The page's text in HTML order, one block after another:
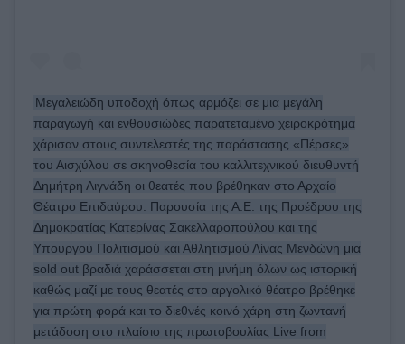
Μεγαλειώδη υποδοχή όπως αρμόζει σε μια μεγάλη
παραγωγή και ενθουσιώδες παρατεταμένο χειροκρότημα
χάρισαν στους συντελεστές της παράστασης «Πέρσες»
του Αισχύλου σε σκηνοθεσία του καλλιτεχνικού διευθυντή
Δημήτρη Λιγνάδη οι θεατές που βρέθηκαν στο Αρχαίο
Θέατρο Επιδαύρου. Παρουσία της Α.Ε. της Προέδρου της
Δημοκρατίας Κατερίνας Σακελλαροπούλου και της
Υπουργού Πολιτισμού και Αθλητισμού Λίνας Μενδώνη μια
sold out βραδιά χαράσσεται στη μνήμη όλων ως ιστορική
καθώς μαζί με τους θεατές στο αργολικό θέατρο βρέθηκε
για πρώτη φορά και το διεθνές κοινό χάρη στη ζωντανή
μετάδοση στο πλαίσιο της πρωτοβουλίας Live from